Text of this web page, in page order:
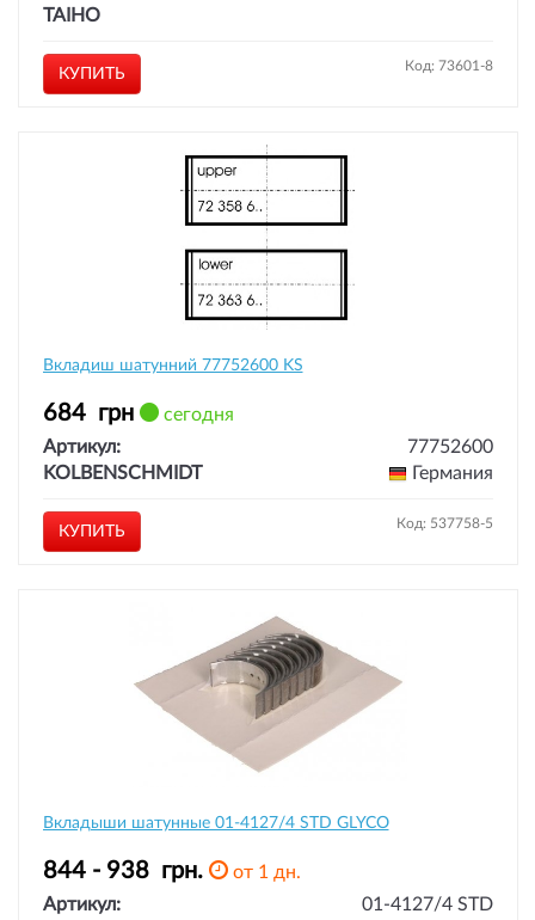
TAIHO
КУПИТЬ Код: 73601-8
Вкладиш шатунний 77752600 KS
684 грн
сегодня
Артикул:
77752600
KOLBENSCHMIDT
Германия
КУПИТЬ Код: 537758-5
Вкладыши шатунные 01-4127/4 STD GLYCO
844 - 938 грн.
от 1 дн.
Артикул:
01-4127/4 STD